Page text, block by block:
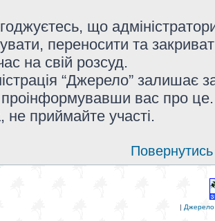
що
переносити та
на свій розсуд.
“Джерело” залишає
вас про
не приймайте участі.
Повернутись
| Джерело